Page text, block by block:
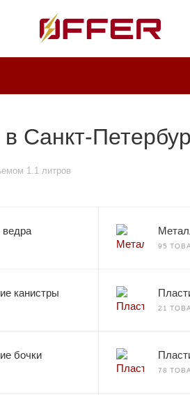
Санкт-
1.1 литров
ведра
95
канистры
21
бочки
78